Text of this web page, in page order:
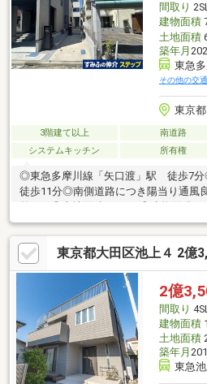
間取り
建物面積
土地面積
築年月
東急
その他の交通
東京
3階建て以上 南道路
システムキッチン
所有権
◎東急多摩川線「矢口渡」駅 徒歩7
徒歩11分◎南側道路につき陽当り通風
ルーム（納戸）◎カースペース1台分有
◎TOTO「SYNLA」シリーズの浴室
◎省エネ住宅・耐震等級3級◎約13.7帖
居室収納有り◎トイレ2ヶ所有り
東京都大田区池上４ 2億
2億
間取り
建物面積
土地面積
築年月
東急